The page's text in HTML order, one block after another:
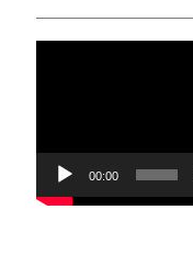
00:00